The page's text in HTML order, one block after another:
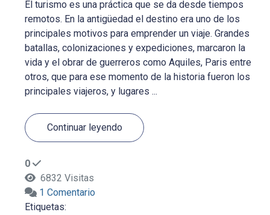
El turismo es una práctica que se da desde tiempos
remotos. En la antigüedad el destino era uno de los
principales motivos para emprender un viaje. Grandes
batallas, colonizaciones y expediciones, marcaron la
vida y el obrar de guerreros como Aquiles, Paris entre
otros, que para ese momento de la historia fueron los
principales viajeros, y lugares ...
Continuar leyendo
0
6832 Visitas
1 Comentario
Etiquetas: